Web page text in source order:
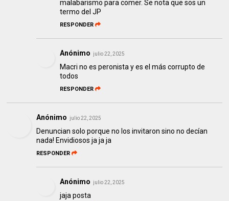
malabarismo para comer. Se nota que sos un
termo del JP
RESPONDER
Anónimo julio 22, 2025
Macri no es peronista y es el más corrupto de
todos
RESPONDER
Anónimo julio 22, 2025
Denuncian solo porque no los invitaron sino no decían
nada! Envidiosos ja ja ja
RESPONDER
Anónimo julio 22, 2025
jaja posta